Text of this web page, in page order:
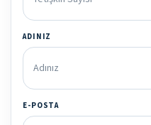
ADINIZ
E-POSTA